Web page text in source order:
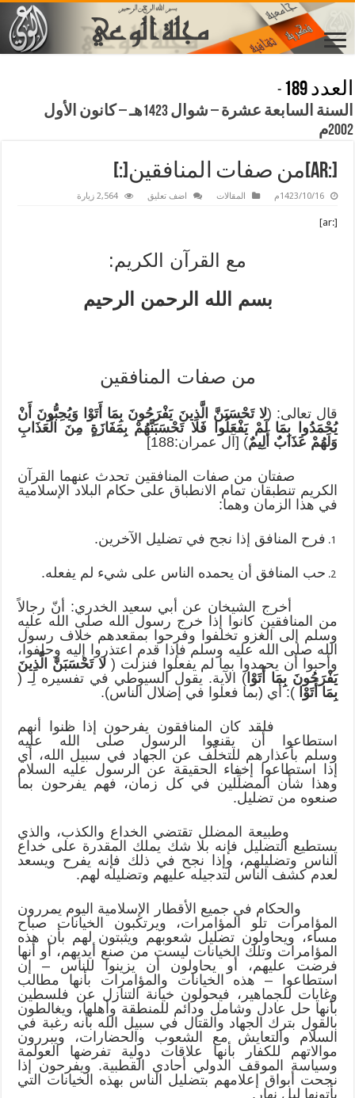
العدد 189
-
السنة السابعة عشرة – شوال 1423هـ – كانون الأول
2002م
[:ar]من صفات المنافقين[:]
1423/10/16م المقالات اضف تعليق 2,564 زيارة
[:ar]
مع القرآن الكريم:
بسم الله الرحمن الرحيم
من صفات المنافقين
قال تعالى: (لا تَحْسَبَنَّ الَّذِينَ يَفْرَحُونَ بِمَا أَتَوْا وَيُحِبُّونَ أَنْ
يُحْمَدُوا بِمَا لَمْ يَفْعَلُوا فَلا تَحْسَبَنَّهُمْ بِمَفَازَةٍ مِنَ الْعَذَابِ
وَلَهُمْ عَذَابٌ أَلِيمٌ) [آل عمران:188]
صفتان من صفات المنافقين تحدث عنهما القرآن
الكريم تنطبقان تمام الانطباق على حكام البلاد الإسلامية
في هذا الزمان وهما:
فرح المنافق إذا نجح في تضليل الآخرين.
حب المنافق أن يحمده الناس على شيء لم يفعله.
أخرج الشيخان عن أبي سعيد الخدري: أنّ رجالاً
من المنافقين كانوا إذا خرج رسول الله صلى الله عليه
وسلم إلى الغزو تخلفوا وفرحوا بمقعدهم خلاف رسول
الله صلى الله عليه وسلم فإذا قدم اعتذروا إليه وحلفوا،
وأحبوا أن يحمدوا بما لم يفعلوا فنزلت (لا تَحْسَبَنَّ الَّذِينَ
يَفْرَحُونَ بِمَا أَتَوْا) الآية. يقول السيوطي في تفسيره لِـ (
بِمَا أَتَوْا): أي (بما فعلوا في إضلال الناس).
فلقد كان المنافقون يفرحون إذا ظنوا أنهم
استطاعوا أن يقنعوا الرسول صلى الله عليه
وسلم بأعذارهم للتخلّف عن الجهاد في سبيل الله، أي
إذا استطاعوا إخفاء الحقيقة عن الرسول عليه السلام
وهذا شأن المضلِّلين في كل زمان، فهم يفرحون بما
صنعوه من تضليل.
وطبيعة المضلل تقتضي الخداع والكذب، والذي
يستطيع التضليل فإنه بلا شك يملك المقدرة على خداع
الناس وتضليلهم، وإذا نجح في ذلك فإنه يفرح ويسعد
لعدم كشف الناس لتدجيله عليهم وتضليله لهم.
والحكام في جميع الأقطار الإسلامية اليوم يمررون
المؤامرات تلو المؤامرات، ويرتكبون الخيانات صباح
مساء، ويحاولون تضليل شعوبهم ويثبتون لهم بأن هذه
المؤامرات وتلك الخيانات ليست من صنع أيديهم، أو أنها
فرضت عليهم، أو يحاولون أن يزينوا للناس – إن
استطاعوا – هذه الخيانات والمؤامرات بأنها مطالب
وغايات للجماهير، فيحولون خيانة التنازل عن فلسطين
بأنها حل عادل وشامل ودائم للمنطقة وأهلها، ويغالطون
بالقول بترك الجهاد والقتال في سبيل الله بأنه رغبة في
السلام والتعايش مع الشعوب والحضارات، ويبررون
موالاتهم للكفار بأنها علاقات دولية تفرضها العولمة
وسياسة الموقف الدولي أحادي القطبية. ويفرحون إذا
نجحت أبواق إعلامهم بتضليل الناس بهذه الخيانات التي
يأتونها ليل نهار.